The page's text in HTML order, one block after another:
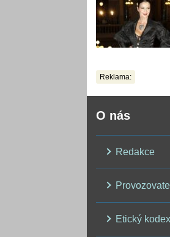
Reklama:
O nás
Redakce
Etický kodex